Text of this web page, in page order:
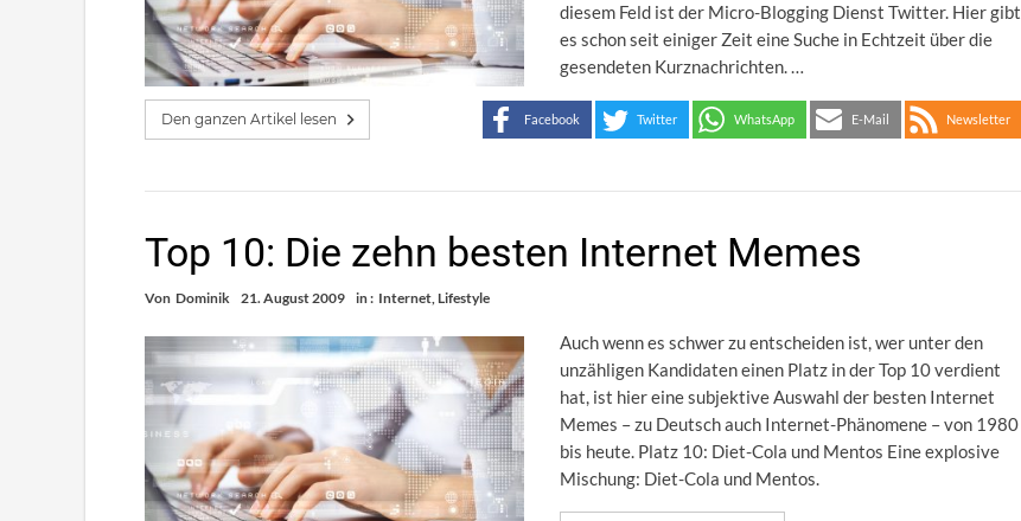
diesem Feld ist der Micro-Blogging Dienst Twitter. Hier gibt
es schon seit einiger Zeit eine Suche in Echtzeit über die
gesendeten Kurznachrichten. …
Den ganzen Artikel lesen Facebook Twitter WhatsApp E-Mail Newsletter
Top 10: Die zehn besten Internet Memes
Von Dominik 21. August 2009 in : Internet,Lifestyle
Auch wenn es schwer zu entscheiden ist, wer unter den
unzähligen Kandidaten einen Platz in der Top 10 verdient
hat, ist hier eine subjektive Auswahl der besten Internet
Memes – zu Deutsch auch Internet-Phänomene – von 1980
bis heute. Platz 10: Diet-Cola und Mentos Eine explosive
Mischung: Diet-Cola und Mentos.